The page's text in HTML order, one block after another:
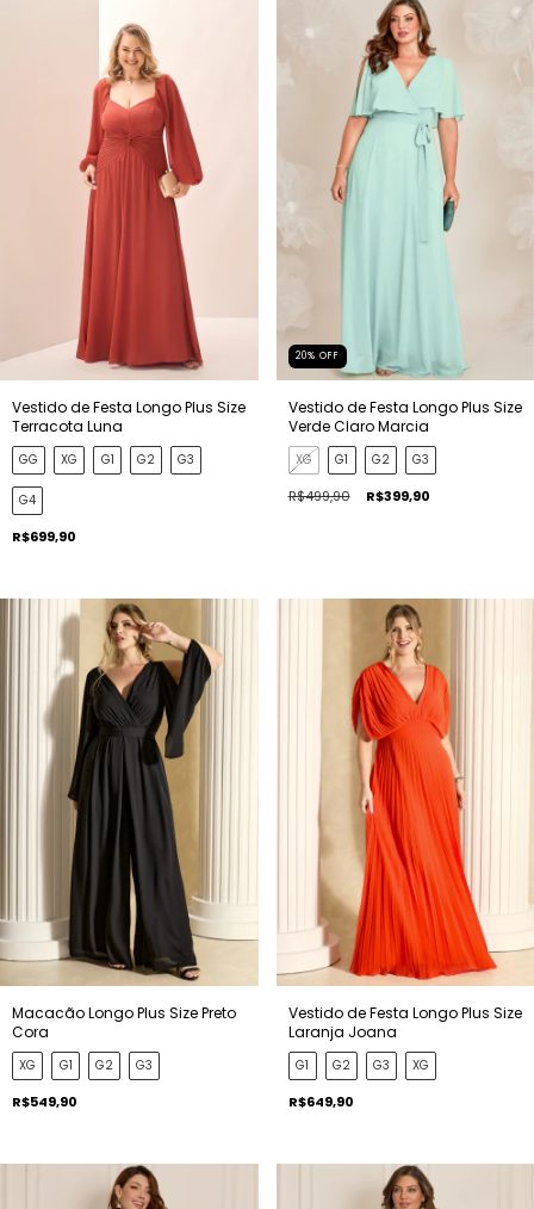
Vestido de Festa Longo Plus Size
Terracota Luna
GG XG G1 G2 G3
G4
R$699,90
20% OFF
Vestido de Festa Longo Plus Size
Verde Claro Marcia
XG G1 G2 G3
R$499,90 R$399,90
Macacão Longo Plus Size Preto
Cora
XG G1 G2 G3
R$549,90
Vestido de Festa Longo Plus Size
Laranja Joana
G1 G2 G3 XG
R$649,90